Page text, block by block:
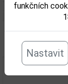
funkčních
Nastavit